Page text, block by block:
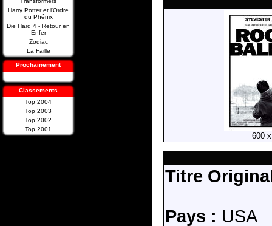
Harry Potter et l'Ordre
du Phénix
Die Hard 4 - Retour en
Enfer
Zodiac
La Faille
Prochainement
Classements
Top 2004
Top 2003
Top 2002
Top 2001
600
Titre
Pays : USA